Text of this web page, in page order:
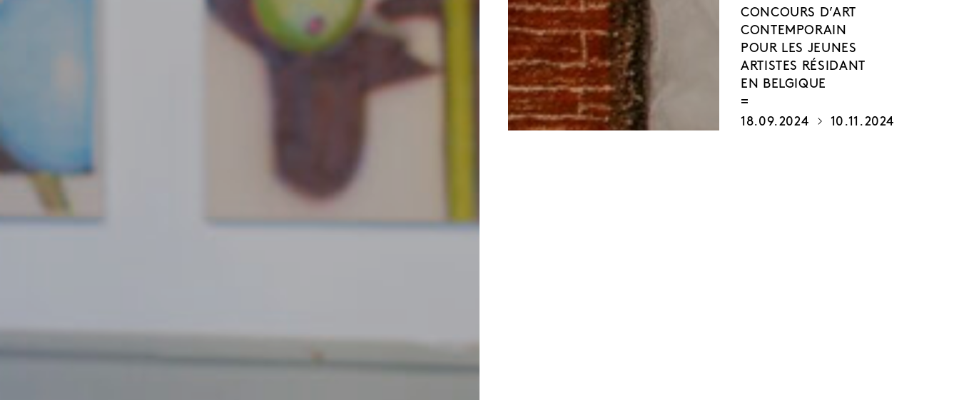
CONCOURS D’ART
CONTEMPORAIN
POUR LES JEUNES
ARTISTES RÉSIDANT
EN BELGIQUE
18.09.2024 10.11.2024